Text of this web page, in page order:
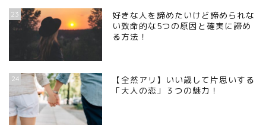
23
好きな人を諦めたいけど諦められな
い致命的な5つの原因と確実に諦め
る方法！
24
【全然アリ】いい歳して片思いする
「大人の恋」３つの魅力！